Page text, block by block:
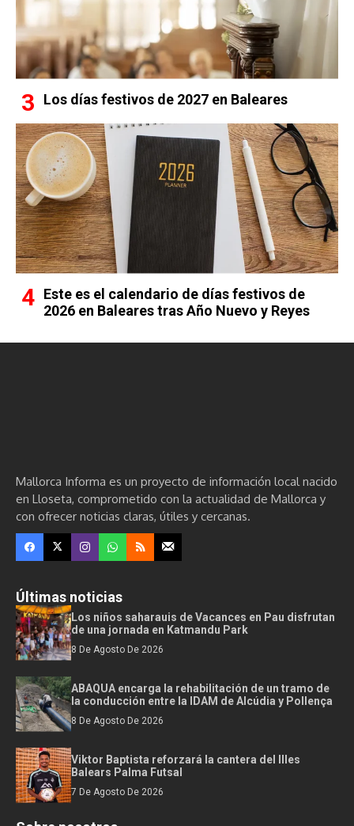
Los días festivos de 2027 en Baleares
Este es el calendario de días festivos de
2026 en Baleares tras Año Nuevo y Reyes
Mallorca Informa es un proyecto de información local nacido
en Lloseta, comprometido con la actualidad de Mallorca y
con ofrecer noticias claras, útiles y cercanas.
Últimas noticias
Los niños saharauis de Vacances en Pau disfrutan
de una jornada en Katmandu Park
8 De Agosto De 2026
ABAQUA encarga la rehabilitación de un tramo de
la conducción entre la IDAM de Alcúdia y Pollença
8 De Agosto De 2026
Viktor Baptista reforzará la cantera del Illes
Balears Palma Futsal
7 De Agosto De 2026